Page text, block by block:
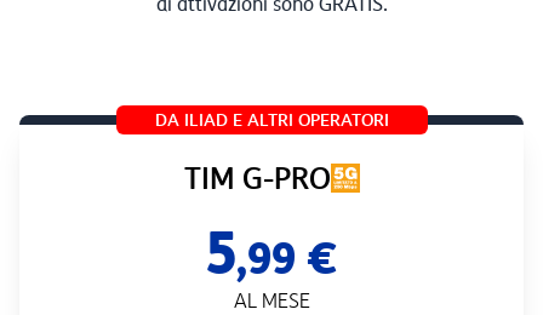
DA ILIAD E ALTRI OPERATORI
TIM G-PRO
5,99 €
AL MESE